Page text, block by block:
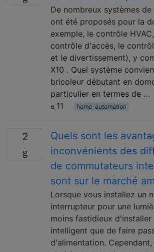
De nombreux systèmes
ont été proposés pour la
exemple, le contrôle
contrôle d'accès, le
et le divertissement), y
X10 . Quel système
bricoleur débutant en
particulier en termes de …
11
home-automation
2
Quels sont les
inconvénients des
de commutateurs
sont sur le marché
Lorsque vous installez un
interrupteur pour une
moins fastidieux
intelligent que de faire
d'alimentation.